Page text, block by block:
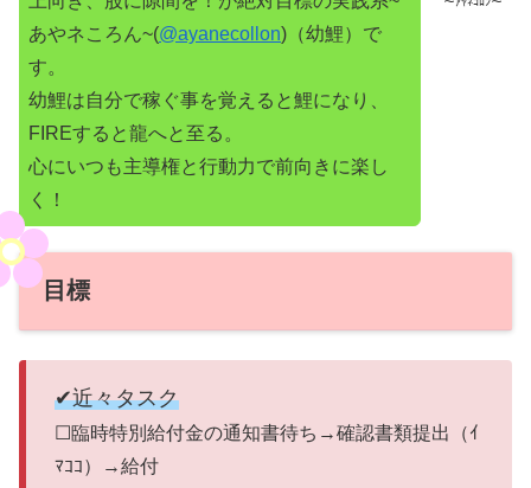
あやネころん~(@ayanecollon)（幼鯉）で
す。
幼鯉は自分で稼ぐ事を覚えると鯉になり、
FIREすると龍へと至る。
心にいつも主導権と行動力で前向きに楽し
く！
目標
✔近々タスク
☐臨時特別給付金の通知書待ち→確認書類提出（ｲ
ﾏｺｺ）→給付